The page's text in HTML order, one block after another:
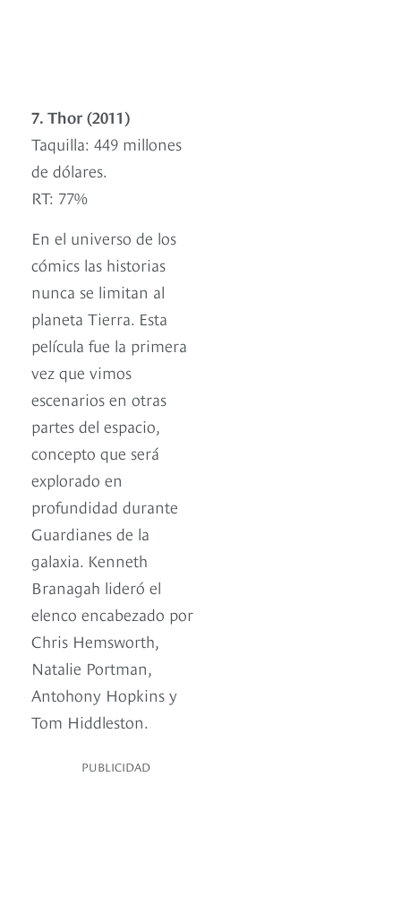
7. Thor (2011)
Taquilla: 449 millones
de dólares.
RT: 77%
En el universo de los
cómics las historias
nunca se limitan al
planeta Tierra. Esta
película fue la primera
vez que vimos
escenarios en otras
partes del espacio,
concepto que será
explorado en
profundidad durante
Guardianes de la
galaxia. Kenneth
Branagah lideró el
elenco encabezado por
Chris Hemsworth,
Natalie Portman,
Antohony Hopkins y
Tom Hiddleston.
PUBLICIDAD